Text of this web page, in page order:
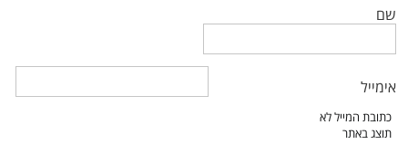
שם
אימייל